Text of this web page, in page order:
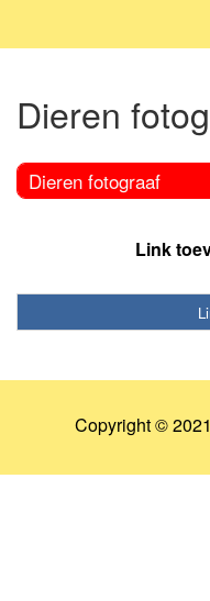
Dieren
Dieren fotograaf
Link
Copyright ©